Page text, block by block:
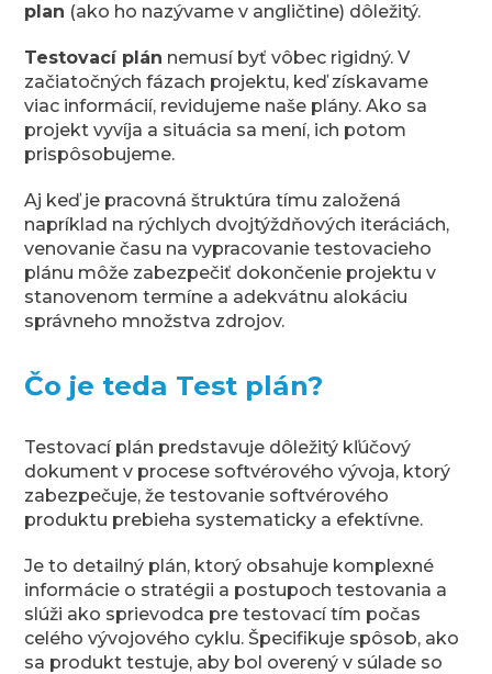
plan (ako ho nazývame v angličtine) dôležitý.
Testovací plán nemusí byť vôbec rigidný. V
začiatočných fázach projektu, keď získavame
viac informácií, revidujeme naše plány. Ako sa
projekt vyvíja a situácia sa mení, ich potom
prispôsobujeme.
Aj keď je pracovná štruktúra tímu založená
napríklad na rýchlych dvojtýždňových iteráciách,
venovanie času na vypracovanie testovacieho
plánu môže zabezpečiť dokončenie projektu v
stanovenom termíne a adekvátnu alokáciu
správneho množstva zdrojov.
Čo je teda Test plán?
Testovací plán predstavuje dôležitý kľúčový
dokument v procese softvérového vývoja, ktorý
zabezpečuje, že testovanie softvérového
produktu prebieha systematicky a efektívne.
Je to detailný plán, ktorý obsahuje komplexné
informácie o stratégii a postupoch testovania a
slúži ako sprievodca pre testovací tím počas
celého vývojového cyklu. Špecifikuje spôsob, ako
sa produkt testuje, aby bol overený v súlade so